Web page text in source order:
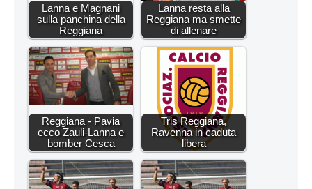
Lanna e Magnani
sulla panchina della
Reggiana
Lanna resta alla
Reggiana ma smette
di allenare
Reggiana - Pavia
ecco Zauli-Lanna e
bomber Cesca
Tris Reggiana,
Ravenna in caduta
libera